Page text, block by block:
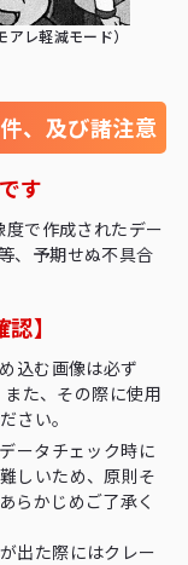
レ軽減モード）
、及び諸注意
す
で作成されたデー
、予期せぬ不具合
】
込む画像は必ず
た、その際に使用
さい。
ータチェック時に
しいため、原則そ
らかじめご了承く
出た際にはクレー